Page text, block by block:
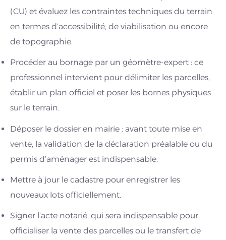
(CU) et évaluez les contraintes techniques du terrain
en termes d’accessibilité, de viabilisation ou encore
de topographie.
Procéder au bornage par un géomètre-expert : ce
professionnel intervient pour délimiter les parcelles,
établir un plan officiel et poser les bornes physiques
sur le terrain.
Déposer le dossier en mairie : avant toute mise en
vente, la validation de la déclaration préalable ou du
permis d’aménager est indispensable.
Mettre à jour le cadastre pour enregistrer les
nouveaux lots officiellement.
Signer l’acte notarié, qui sera indispensable pour
officialiser la vente des parcelles ou le transfert de